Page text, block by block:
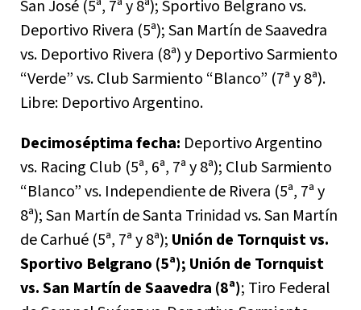
San José (5ª, 7ª y 8ª); Sportivo Belgrano vs.
Deportivo Rivera (5ª); San Martín de Saavedra
vs. Deportivo Rivera (8ª) y Deportivo Sarmiento
“Verde” vs. Club Sarmiento “Blanco” (7ª y 8ª).
Libre: Deportivo Argentino.
Decimoséptima fecha: Deportivo Argentino
vs. Racing Club (5ª, 6ª, 7ª y 8ª); Club Sarmiento
“Blanco” vs. Independiente de Rivera (5ª, 7ª y
8ª); San Martín de Santa Trinidad vs. San Martín
de Carhué (5ª, 7ª y 8ª); Unión de Tornquist vs.
Sportivo Belgrano (5ª); Unión de Tornquist
vs. San Martín de Saavedra (8ª); Tiro Federal